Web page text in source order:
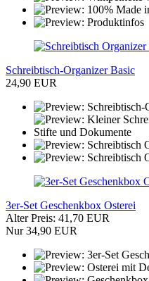
Schreibtisch-Organizer Basic
24,90 EUR
3er-Set Geschenkbox Osterei
Alter Preis: 41,70 EUR
Nur 34,90 EUR